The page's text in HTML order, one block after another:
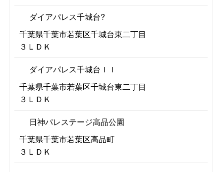
ダイアパレス千城台?
千葉県千葉市若葉区千城台東二丁目
３ＬＤＫ
ダイアパレス千城台ＩＩ
千葉県千葉市若葉区千城台東二丁目
３ＬＤＫ
日神パレステージ高品公園
千葉県千葉市若葉区高品町
３ＬＤＫ